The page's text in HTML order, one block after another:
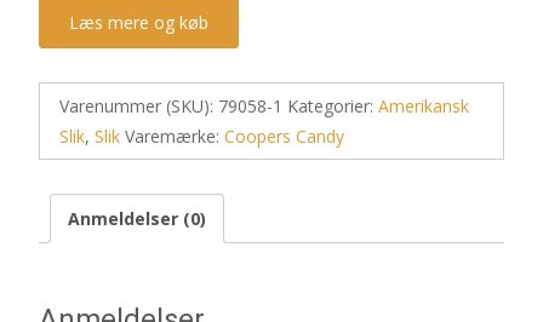
Læs mere og køb
Varenummer (SKU): 79058-1 Kategorier: Amerikansk
Slik, Slik Varemærke: Coopers Candy
Anmeldelser (0)